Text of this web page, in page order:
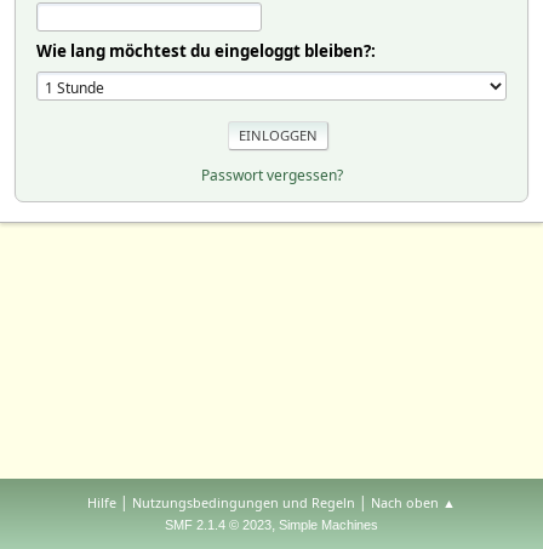
Wie lang möchtest du eingeloggt bleiben?:
Passwort vergessen?
Hilfe | Nutzungsbedingungen und Regeln | Nach oben ▲
SMF 2.1.4 © 2023, Simple Machines